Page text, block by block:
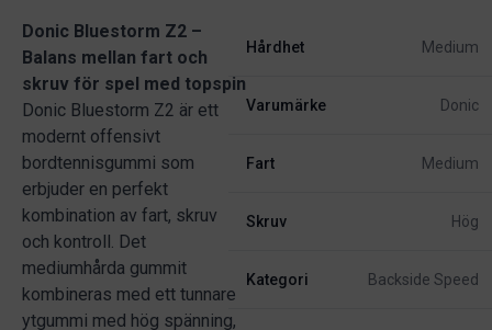
Donic Bluestorm Z2 –
Balans mellan fart och
skruv för spel med topspin
Donic Bluestorm Z2 är ett
modernt offensivt
bordtennisgummi som
erbjuder en perfekt
kombination av fart, skruv
och kontroll. Det
mediumhårda gummit
kombineras med ett tunnare
ytgummi med hög spänning,
Hårdhet Medium
Varumärke Donic
Fart Medium
Skruv Hög
Kategori Backside Speed